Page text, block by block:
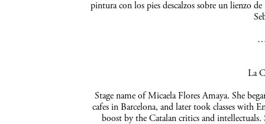
pintura con los pies descalzos sobre un lienzo
La
Stage name of Micaela Flores Amaya. She
cafes in Barcelona, and later took classes with
boost by the Catalan critics and